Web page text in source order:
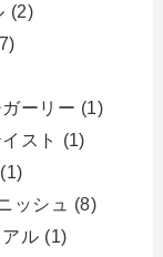
(2)
ーリー (1)
スト
(1)
(1)
ッシュ
(8)
ル (1)